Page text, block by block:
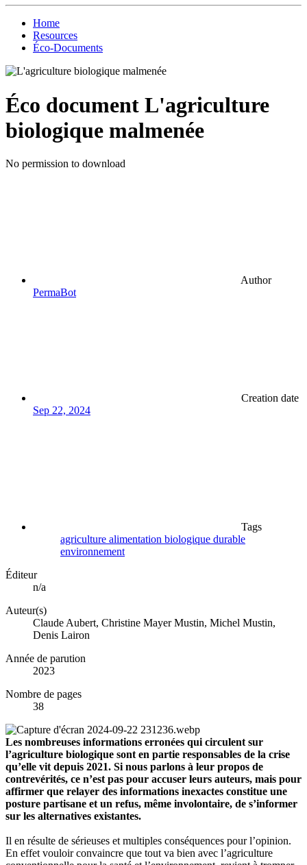
Home
Resources
Éco-Documents
Éco document L'agriculture
biologique malmenée
No permission to download
Author
PermaBot
Creation date
Sep 22, 2024
Tags
agriculture alimentation biologique durable
environnement
Éditeur
n/a
Auteur(s)
Claude Aubert, Christine Mayer Mustin, Michel Mustin,
Denis Lairon
Année de parution
2023
Nombre de pages
38
Les nombreuses informations erronées qui circulent sur
l’agriculture biologique sont en partie responsables de la crise
qu’elle vit depuis 2021. Si nous parlons à leur propos de
contrevérités, ce n’est pas pour accuser leurs auteurs, mais pour
affirmer que relayer des informations inexactes constitue une
posture partisane et un refus, même involontaire, de s’informer
sur les alternatives existantes.
Il en résulte de sérieuses et multiples conséquences pour l’opinion.
En effet vouloir convaincre que tout va bien avec l’agriculture